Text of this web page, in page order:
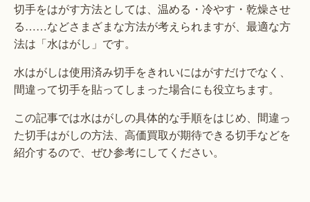
切手をはがす方法としては、温める・冷やす・乾燥させ
る……などさまざまな方法が考えられますが、最適な方
法は「水はがし」です。
水はがしは使用済み切手をきれいにはがすだけでなく、
間違って切手を貼ってしまった場合にも役立ちます。
この記事では水はがしの具体的な手順をはじめ、間違っ
た切手はがしの方法、高価買取が期待できる切手などを
紹介するので、ぜひ参考にしてください。